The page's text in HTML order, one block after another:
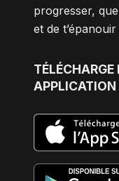
progresser,
et de
TÉLÉCHARGE
APPLICATION